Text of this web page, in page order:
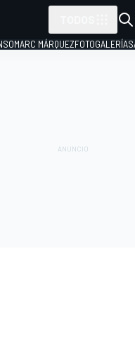
MARC MÁRQUEZFOTOGALERÍAS